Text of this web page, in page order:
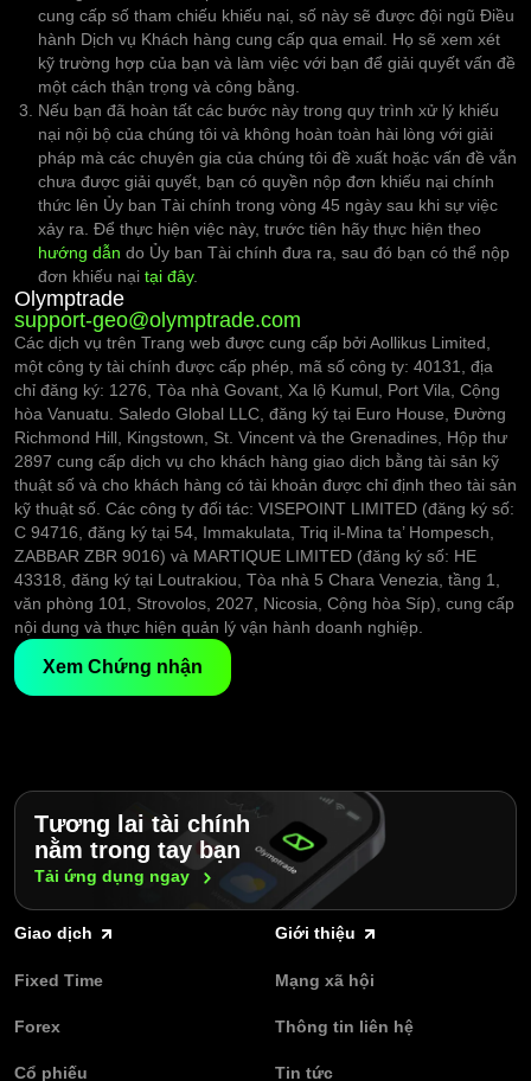
cung cấp số tham chiếu khiếu nại, số này sẽ được đội ngũ Điều
hành Dịch vụ Khách hàng cung cấp qua email. Họ sẽ xem xét
kỹ trường hợp của bạn và làm việc với bạn để giải quyết vấn đề
một cách thận trọng và công bằng.
Nếu bạn đã hoàn tất các bước này trong quy trình xử lý khiếu
nại nội bộ của chúng tôi và không hoàn toàn hài lòng với giải
pháp mà các chuyên gia của chúng tôi đề xuất hoặc vấn đề vẫn
chưa được giải quyết, bạn có quyền nộp đơn khiếu nại chính
thức lên Ủy ban Tài chính trong vòng 45 ngày sau khi sự việc
xảy ra. Để thực hiện việc này, trước tiên hãy thực hiện theo
hướng dẫn do Ủy ban Tài chính đưa ra, sau đó bạn có thể nộp
đơn khiếu nại tại đây.
Olymptrade
support-geo@olymptrade.com
Các dịch vụ trên Trang web được cung cấp bởi Aollikus Limited,
một công ty tài chính được cấp phép, mã số công ty: 40131, địa
chỉ đăng ký: 1276, Tòa nhà Govant, Xa lộ Kumul, Port Vila, Cộng
hòa Vanuatu. Saledo Global LLC, đăng ký tại Euro House, Đường
Richmond Hill, Kingstown, St. Vincent và the Grenadines, Hộp thư
2897 cung cấp dịch vụ cho khách hàng giao dịch bằng tài sản kỹ
thuật số và cho khách hàng có tài khoản được chỉ định theo tài sản
kỹ thuật số. Các công ty đối tác: VISEPOINT LIMITED (đăng ký số:
C 94716, đăng ký tại 54, Immakulata, Triq il-Mina ta’ Hompesch,
ZABBAR ZBR 9016) và MARTIQUE LIMITED (đăng ký số: HE
43318, đăng ký tại Loutrakiou, Tòa nhà 5 Chara Venezia, tầng 1,
văn phòng 101, Strovolos, 2027, Nicosia, Cộng hòa Síp), cung cấp
nội dung và thực hiện quản lý vận hành doanh nghiệp.
Xem Chứng nhận
Tương lai tài chính
nằm trong tay bạn
Tải ứng dụng ngay
Giao dịch
Fixed Time
Forex
Cổ phiếu
Giới thiệu
Mạng xã hội
Thông tin liên hệ
Tin tức